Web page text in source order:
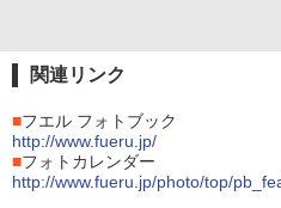
関連リンク
■フエル フォトブック
http://www.fueru.jp/
■フォトカレンダー
http://www.fueru.jp/photo/top/